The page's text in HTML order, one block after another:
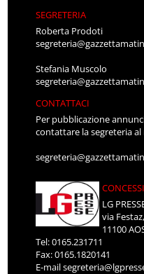
SEGRETERIA
Roberta Prodoti
Stefania Muscolo
CONTATTACI
Per pubblicazione
contattare la segreteria al
LG
via
11100
Tel: 0165.231711
Fax: 0165.1820141
E-mail